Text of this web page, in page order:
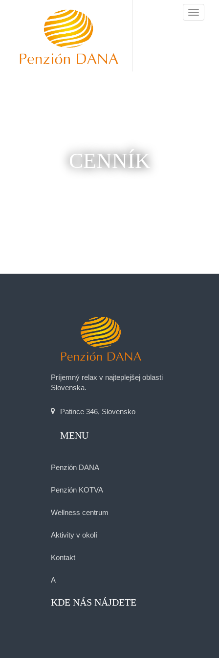
Toggle
CENNÍK
Príjemný relax v najteplejšej oblasti
Slovenska.
Patince 346, Slovensko
MENU
Penzión DANA
Penzión KOTVA
Wellness centrum
Aktivity v okolí
Kontakt
A
KDE NÁS NÁJDETE